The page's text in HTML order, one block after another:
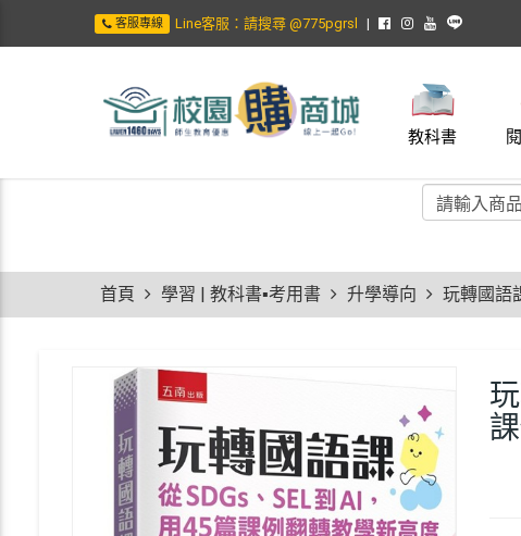
客服專線 Line客服：請搜尋 @775pgrsl
教科書
首頁 學習 | 教科書▪考用書 升學導向 玩轉國語